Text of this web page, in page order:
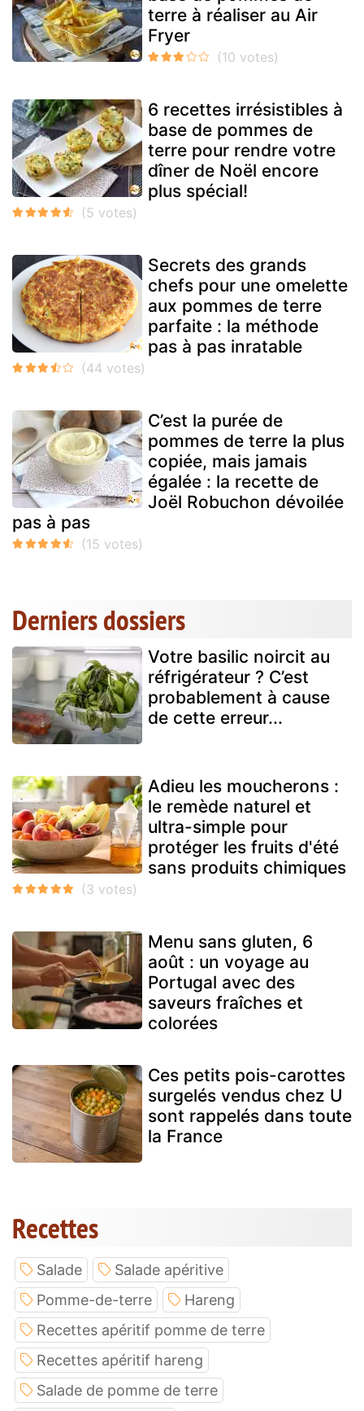
terre à réaliser au Air
Fryer
6 recettes irrésistibles à
base de pommes de
terre pour rendre votre
dîner de Noël encore
plus spécial!
Secrets des grands
chefs pour une omelette
aux pommes de terre
parfaite : la méthode
pas à pas inratable
C’est la purée de
pommes de terre la plus
copiée, mais jamais
égalée : la recette de
Joël Robuchon dévoilée
pas à pas
Derniers dossiers
Votre basilic noircit au
réfrigérateur ? C’est
probablement à cause
de cette erreur...
Adieu les moucherons :
le remède naturel et
ultra-simple pour
protéger les fruits d'été
sans produits chimiques
Menu sans gluten, 6
août : un voyage au
Portugal avec des
saveurs fraîches et
colorées
Ces petits pois-carottes
surgelés vendus chez U
sont rappelés dans toute
la France
Recettes
Salade
Salade apéritive
Pomme-de-terre
Hareng
Recettes apéritif pomme de terre
Recettes apéritif hareng
Salade de pomme de terre